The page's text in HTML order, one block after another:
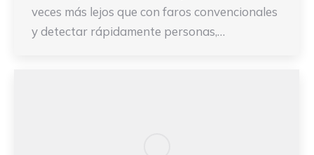
veces más lejos que con faros convencionales
y detectar rápidamente personas,…